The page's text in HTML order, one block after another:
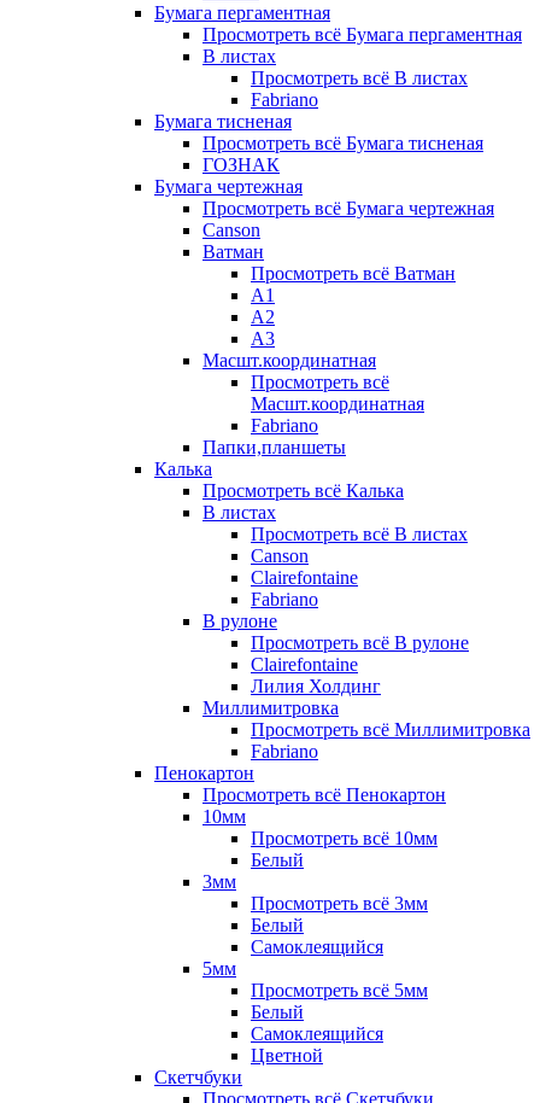
Бумага пергаментная
Просмотреть всё Бумага пергаментная
В листах
Просмотреть всё В листах
Fabriano
Бумага тисненая
Просмотреть всё Бумага тисненая
ГОЗНАК
Бумага чертежная
Просмотреть всё Бумага чертежная
Canson
Ватман
Просмотреть всё Ватман
А1
А2
А3
Масшт.координатная
Просмотреть всё
Масшт.координатная
Fabriano
Папки,планшеты
Калька
Просмотреть всё Калька
В листах
Просмотреть всё В листах
Canson
Clairefontaine
Fabriano
В рулоне
Просмотреть всё В рулоне
Clairefontaine
Лилия Холдинг
Миллимитровка
Просмотреть всё Миллимитровка
Fabriano
Пенокартон
Просмотреть всё Пенокартон
10мм
Просмотреть всё 10мм
Белый
3мм
Просмотреть всё 3мм
Белый
Самоклеящийся
5мм
Просмотреть всё 5мм
Белый
Самоклеящийся
Цветной
Скетчбуки
Просмотреть всё Скетчбуки